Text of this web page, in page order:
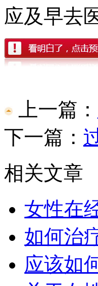
应及早去
上一篇：
下一篇：
相关文章
女性在
如何治
应该如